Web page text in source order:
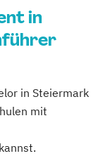
in
in Steiermark
mit